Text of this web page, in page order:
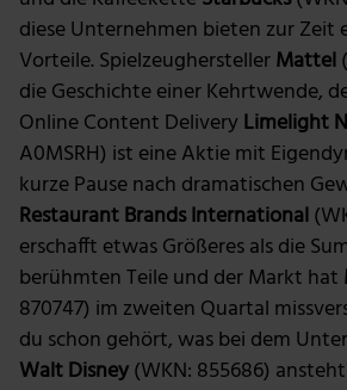
diese Unternehmen bieten zur Zeit
Vorteile. SpielzeugherstellerMattel
die Geschichte einer Kehrtwende,
Online Content DeliveryLimelight
A0MSRH) ist eine Aktie mit
kurze Pause nach dramatischen
Restaurant Brands International
erschafft etwas Größeres als die
berühmten Teile und der Markt hat
870747) im zweiten Quartal
du schon gehört, was bei dem
Walt Disney(WKN: 855686)